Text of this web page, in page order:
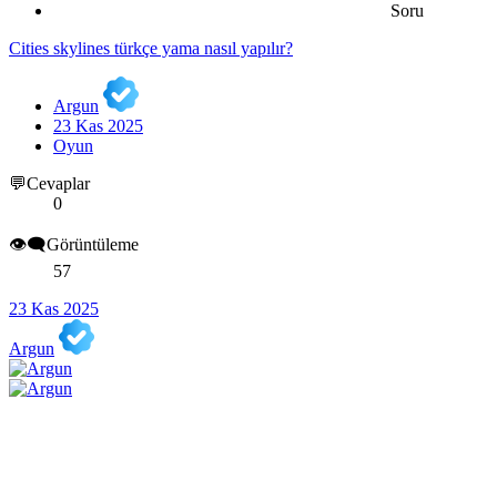
Soru
Cities skylines türkçe yama nasıl yapılır?
Argun
23 Kas 2025
Oyun
💬Cevaplar
0
👁️‍🗨️Görüntüleme
57
23 Kas 2025
Argun